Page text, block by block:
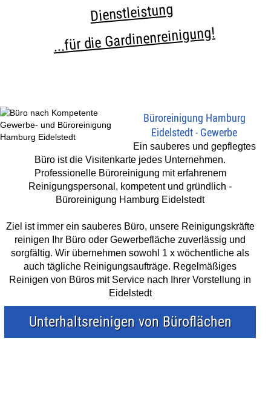
Dienstleistung
...für die Gardinenreinigung!
Büroreinigung Hamburg
Eidelstedt - Gewerbe
Ein sauberes und gepflegtes
Büro ist die Visitenkarte jedes Unternehmen.
Professionelle Büroreinigung mit erfahrenem
Reinigungspersonal, kompetent und gründlich -
Büroreinigung Hamburg Eidelstedt
Ziel ist immer ein sauberes Büro, unsere Reinigungskräfte
reinigen Ihr Büro oder Gewerbefläche zuverlässig und
sorgfältig. Wir übernehmen sowohl 1 x wöchentliche als
auch tägliche Reinigungsaufträge. Regelmäßiges
Reinigen von Büros mit Service nach Ihrer Vorstellung in
Eidelstedt
Unterhaltsreinigen von Büroflächen